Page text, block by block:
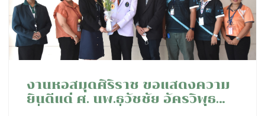
งานหอสมุดศิริราช ขอแสดงความ
ยินดีแด่ ศ. นพ.ธวัชชัย อัครวิพุธ